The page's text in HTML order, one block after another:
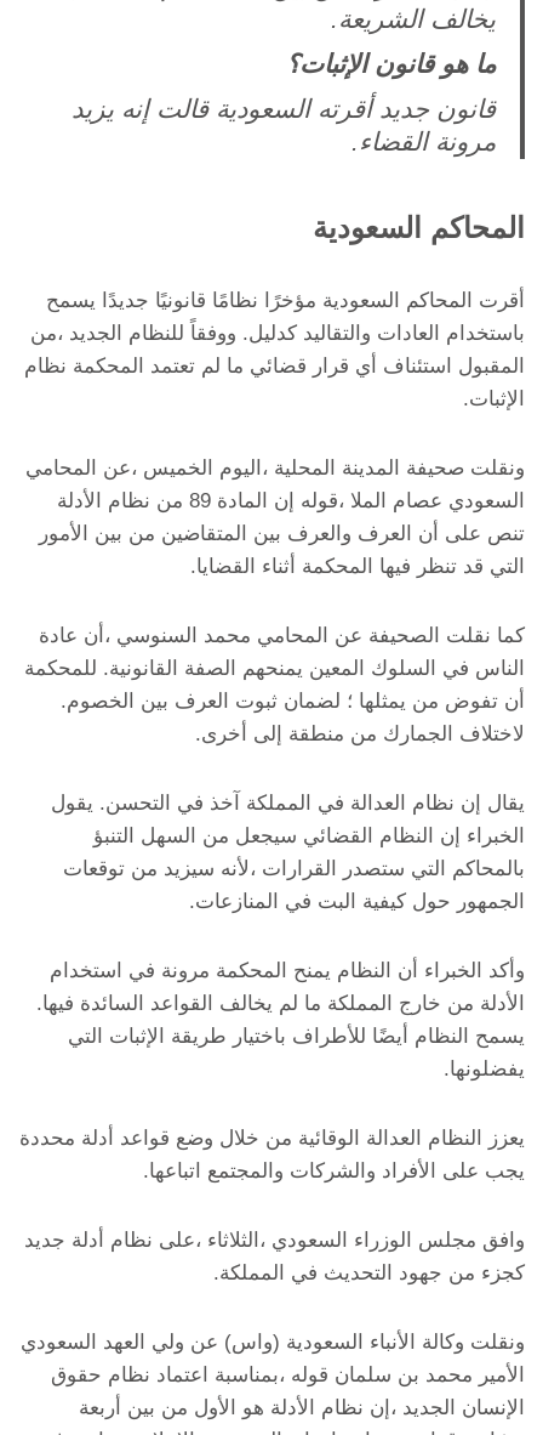
يخالف الشريعة.
ما هو قانون الإثبات؟
قانون جديد أقرته السعودية قالت إنه يزيد
مرونة القضاء.
المحاكم السعودية
أقرت المحاكم السعودية مؤخرًا نظامًا قانونيًا جديدًا يسمح
باستخدام العادات والتقاليد كدليل. ووفقاً للنظام الجديد ،من
المقبول استئناف أي قرار قضائي ما لم تعتمد المحكمة نظام
الإثبات.
ونقلت صحيفة المدينة المحلية ،اليوم الخميس ،عن المحامي
السعودي عصام الملا ،قوله إن المادة 89 من نظام الأدلة
تنص على أن العرف والعرف بين المتقاضين من بين الأمور
التي قد تنظر فيها المحكمة أثناء القضايا.
كما نقلت الصحيفة عن المحامي محمد السنوسي ،أن عادة
الناس في السلوك المعين يمنحهم الصفة القانونية. للمحكمة
أن تفوض من يمثلها ؛ لضمان ثبوت العرف بين الخصوم.
لاختلاف الجمارك من منطقة إلى أخرى.
يقال إن نظام العدالة في المملكة آخذ في التحسن. يقول
الخبراء إن النظام القضائي سيجعل من السهل التنبؤ
بالمحاكم التي ستصدر القرارات ،لأنه سيزيد من توقعات
الجمهور حول كيفية البت في المنازعات.
وأكد الخبراء أن النظام يمنح المحكمة مرونة في استخدام
الأدلة من خارج المملكة ما لم يخالف القواعد السائدة فيها.
يسمح النظام أيضًا للأطراف باختيار طريقة الإثبات التي
يفضلونها.
يعزز النظام العدالة الوقائية من خلال وضع قواعد أدلة محددة
يجب على الأفراد والشركات والمجتمع اتباعها.
وافق مجلس الوزراء السعودي ،الثلاثاء ،على نظام أدلة جديد
كجزء من جهود التحديث في المملكة.
ونقلت وكالة الأنباء السعودية (واس) عن ولي العهد السعودي
الأمير محمد بن سلمان قوله ،بمناسبة اعتماد نظام حقوق
الإنسان الجديد ،إن نظام الأدلة هو الأول من بين أربعة